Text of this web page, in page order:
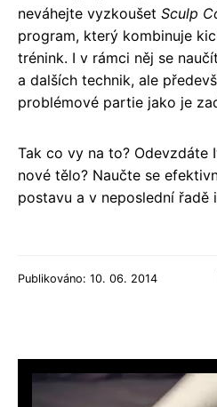
neváhejte vyzkoušet Sculp
program, který kombinuje
trénink. I v rámci něj se
a dalších technik, ale
problémové partie jako je
Tak co vy na to? Odevzdáte
nové tělo? Naučte se
postavu a v neposlední řadě
Publikováno: 10. 06. 2014